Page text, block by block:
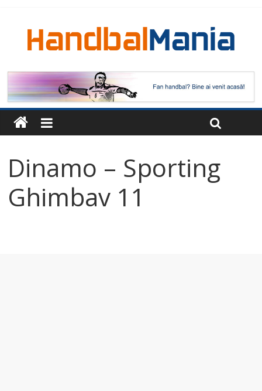
Dinamo – Sporting
Ghimbav 11